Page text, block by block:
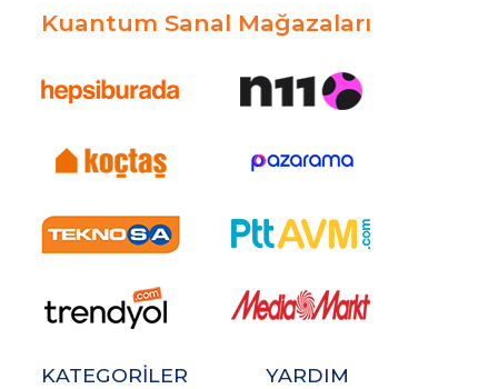
Kuantum Sanal Mağazaları
KATEGORİLER YARDIM